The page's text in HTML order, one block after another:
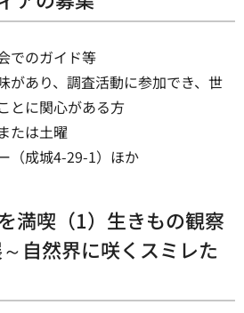
でのガイド等
があり、調査活動に参加でき、世
とに関心がある方
たは土曜
（成城4-29-1）ほか
満喫（1）生きもの観察
自然界に咲くスミレた